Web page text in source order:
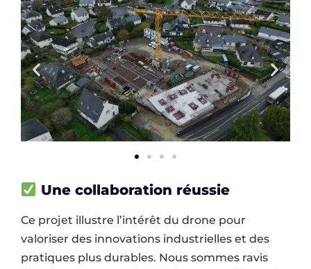
Une collaboration réussie
Ce projet illustre l’intérêt du drone pour
valoriser des innovations industrielles et des
pratiques plus durables. Nous sommes ravis